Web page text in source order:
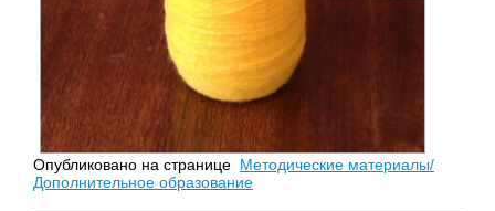
Опубликовано на странице Методические материалы/
Дополнительное образование